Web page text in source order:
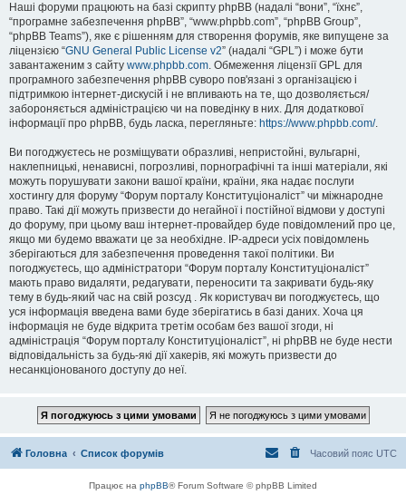
Наші форуми працюють на базі скрипту phpBB (надалі “вони”, “їхнє”,
“програмне забезпечення phpBB”, “www.phpbb.com”, “phpBB Group”,
“phpBB Teams”), яке є рішенням для створення форумів, яке випущене за
ліцензією “GNU General Public License v2” (надалі “GPL”) і може бути
завантаженим з сайту www.phpbb.com. Обмеження ліцензії GPL для
програмного забезпечення phpBB суворо пов'язані з організацією і
підтримкою інтернет-дискусій і не впливають на те, що дозволяється/
забороняється адміністрацією чи на поведінку в них. Для додаткової
інформації про phpBB, будь ласка, перегляньте: https://www.phpbb.com/.
Ви погоджуєтесь не розміщувати образливі, непристойні, вульгарні,
наклепницькі, ненависні, погрозливі, порнографічні та інші матеріали, які
можуть порушувати закони вашої країни, країни, яка надає послуги
хостингу для форуму “Форум порталу Конституціоналіст” чи міжнародне
право. Такі дії можуть призвести до негайної і постійної відмови у доступі
до форуму, при цьому ваш інтернет-провайдер буде повідомлений про це,
якщо ми будемо вважати це за необхідне. IP-адреси усіх повідомлень
зберігаються для забезпечення проведення такої політики. Ви
погоджуєтесь, що адміністратори “Форум порталу Конституціоналіст”
мають право видаляти, редагувати, переносити та закривати будь-яку
тему в будь-який час на свій розсуд . Як користувач ви погоджуєтесь, що
уся інформація введена вами буде зберігатись в базі даних. Хоча ця
інформація не буде відкрита третім особам без вашої згоди, ні
адміністрація “Форум порталу Конституціоналіст”, ні phpBB не буде нести
відповідальність за будь-які дії хакерів, які можуть призвести до
несанкціонованого доступу до неї.
Головна Список форумів Часовий пояс UTC
Працює на phpBB® Forum Software © phpBB Limited